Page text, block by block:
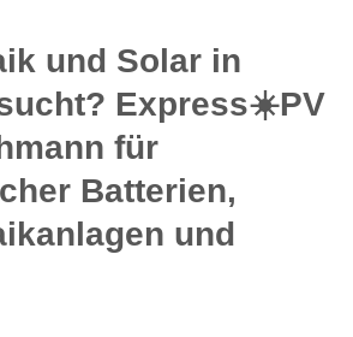
und Solar in
Express☀️PV️
für
Batterien,
und